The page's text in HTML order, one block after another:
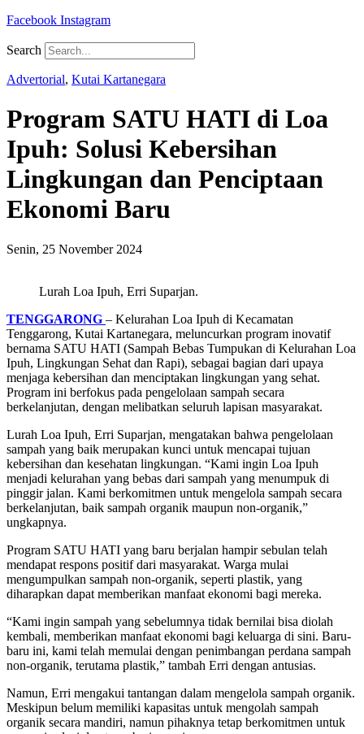
Facebook Instagram
Search
Advertorial, Kutai Kartanegara
Program SATU HATI di Loa
Ipuh: Solusi Kebersihan
Lingkungan dan Penciptaan
Ekonomi Baru
Senin, 25 November 2024
Lurah Loa Ipuh, Erri Suparjan.
TENGGARONG – Kelurahan Loa Ipuh di Kecamatan
Tenggarong, Kutai Kartanegara, meluncurkan program inovatif
bernama SATU HATI (Sampah Bebas Tumpukan di Kelurahan Loa
Ipuh, Lingkungan Sehat dan Rapi), sebagai bagian dari upaya
menjaga kebersihan dan menciptakan lingkungan yang sehat.
Program ini berfokus pada pengelolaan sampah secara
berkelanjutan, dengan melibatkan seluruh lapisan masyarakat.
Lurah Loa Ipuh, Erri Suparjan, mengatakan bahwa pengelolaan
sampah yang baik merupakan kunci untuk mencapai tujuan
kebersihan dan kesehatan lingkungan. “Kami ingin Loa Ipuh
menjadi kelurahan yang bebas dari sampah yang menumpuk di
pinggir jalan. Kami berkomitmen untuk mengelola sampah secara
berkelanjutan, baik sampah organik maupun non-organik,”
ungkapnya.
Program SATU HATI yang baru berjalan hampir sebulan telah
mendapat respons positif dari masyarakat. Warga mulai
mengumpulkan sampah non-organik, seperti plastik, yang
diharapkan dapat memberikan manfaat ekonomi bagi mereka.
“Kami ingin sampah yang sebelumnya tidak bernilai bisa diolah
kembali, memberikan manfaat ekonomi bagi keluarga di sini. Baru-
baru ini, kami telah memulai dengan penimbangan perdana sampah
non-organik, terutama plastik,” tambah Erri dengan antusias.
Namun, Erri mengakui tantangan dalam mengelola sampah organik.
Meskipun belum memiliki kapasitas untuk mengolah sampah
organik secara mandiri, namun pihaknya tetap berkomitmen untuk